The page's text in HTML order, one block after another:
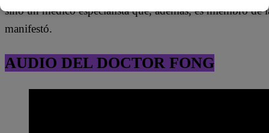
sino un médico especialista que, además, es miembro de
manifestó.
AUDIO DEL DOCTOR FONG